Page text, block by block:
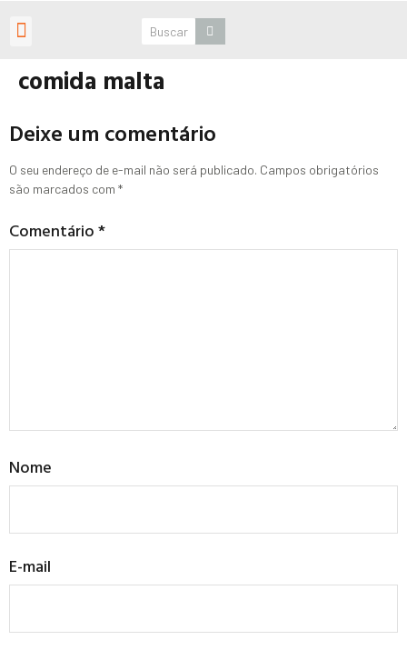
comida malta
Deixe um comentário
O seu endereço de e-mail não será publicado. Campos obrigatórios
são marcados com *
Comentário*
Nome
E-mail